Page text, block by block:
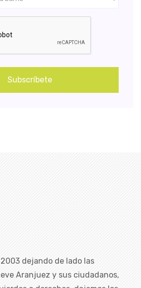
Subscríbete
dejando de lado las
Aranjuez y sus ciudadanos,